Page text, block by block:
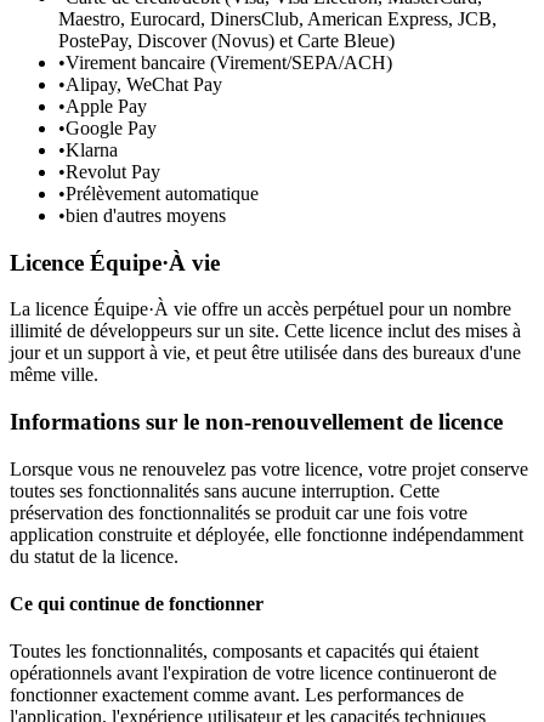
Maestro, Eurocard, DinersClub, American Express, JCB,
PostePay, Discover (Novus) et Carte Bleue)
•Virement bancaire (Virement/SEPA/ACH)
•Alipay, WeChat Pay
•Apple Pay
•Google Pay
•Klarna
•Revolut Pay
•Prélèvement automatique
•bien d'autres moyens
Licence Équipe·À vie
La licence Équipe·À vie offre un accès perpétuel pour un nombre
illimité de développeurs sur un site. Cette licence inclut des mises à
jour et un support à vie, et peut être utilisée dans des bureaux d'une
même ville.
Informations sur le non-renouvellement de licence
Lorsque vous ne renouvelez pas votre licence, votre projet conserve
toutes ses fonctionnalités sans aucune interruption. Cette
préservation des fonctionnalités se produit car une fois votre
application construite et déployée, elle fonctionne indépendamment
du statut de la licence.
Ce qui continue de fonctionner
Toutes les fonctionnalités, composants et capacités qui étaient
opérationnels avant l'expiration de votre licence continueront de
fonctionner exactement comme avant. Les performances de
l'application, l'expérience utilisateur et les capacités techniques